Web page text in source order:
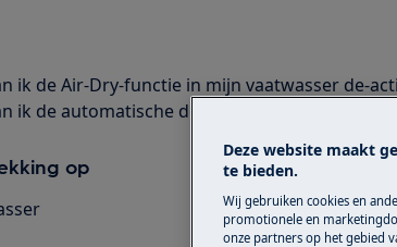
ik de Air-Dry-functie in mijn vaatwasser de-
ik de automatische deuropening uitschakelen?
op
Deze website maakt
te bieden.
Wij gebruiken cookies en
promotionele en
onze partners op het gebied